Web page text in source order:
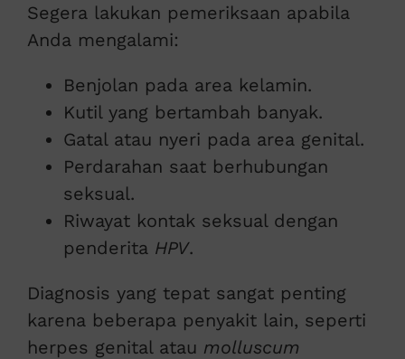
Segera lakukan pemeriksaan apabila
Anda mengalami:
Benjolan pada area kelamin.
Kutil yang bertambah banyak.
Gatal atau nyeri pada area genital.
Perdarahan saat berhubungan
seksual.
Riwayat kontak seksual dengan
penderita HPV.
Diagnosis yang tepat sangat penting
karena beberapa penyakit lain, seperti
herpes genital atau molluscum